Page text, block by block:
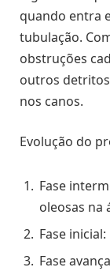
quando entra
tubulação.
obstruções
outros
nos canos.
Evolução do
Fase
oleosas na
Fase
Fase